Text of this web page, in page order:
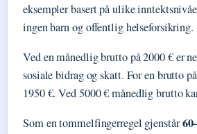
eksempler basert på ulike
ingen barn og offentlig helseforsikring.
Ved en månedlig brutto på 2000 € er
sosiale bidrag og skatt. For en brutto
1950 €. Ved 5000 € månedlig brutto
Som en tommelfingerregel gjenstår